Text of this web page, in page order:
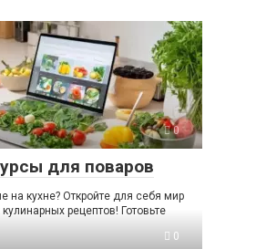
0
для поваров
на кухне? Откройте для себя мир
рецептов! Готовьте
0